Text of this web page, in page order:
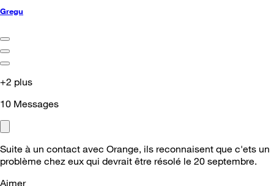
Gregu
+2 plus
10 Messages
Suite à un contact avec Orange, ils reconnaisent que c'ets un
problème chez eux qui devrait être résolé le 20 septembre.
Aimer